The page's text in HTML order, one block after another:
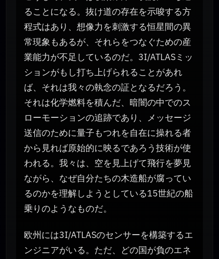
ることになる。抜け道の存在を示唆する方
程式はあり、想像力を刺激する恒星間の異
常現象もあるが、それらをつなぐための産
業能力が不足しているのだ。3I/ATLASミッ
ションがもし打ち上げられることがあれ
ば、それは我々の執念の証となるだろう。
それは化学燃料を積んだ、暗闇の中でのス
ローモーションの追跡であり、メッセージ
送信のために量子もつれを自在に操れる者
から見れば原始的に映るであろう技術が使
われる。我々は、空を見上げて飛行を夢見
ながら、なぜ自分たちの木造船が腐ってい
るのかを理解しようとしている15世紀の船
乗りのようなものだ。
欧州には3I/ATLASのセンサーを構築するエ
ンジニアがいる。ただ、どの国が負のエネ